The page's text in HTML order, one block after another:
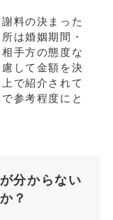
料の決まった
は婚姻期間・
手方の態度な
して金額を決
で紹介されて
参考程度にと
分からない
？